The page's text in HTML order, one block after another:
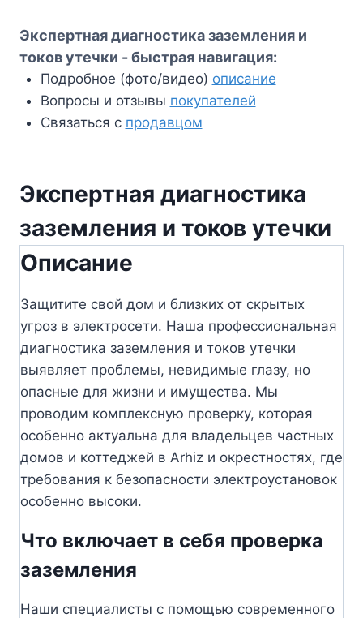
Экспертная диагностика заземления и
токов утечки - быстрая навигация:
Подробное (фото/видео) описание
Вопросы и отзывы покупателей
Связаться с продавцом
Экспертная диагностика
заземления и токов утечки
Описание
Защитите свой дом и близких от скрытых
угроз в электросети. Наша профессиональная
диагностика заземления и токов утечки
выявляет проблемы, невидимые глазу, но
опасные для жизни и имущества. Мы
проводим комплексную проверку, которая
особенно актуальна для владельцев частных
домов и коттеджей в Arhiz и окрестностях, где
требования к безопасности электроустановок
особенно высоки.
Что включает в себя проверка
заземления
Наши специалисты с помощью современного